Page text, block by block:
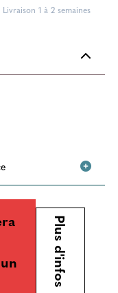
Livraison 1 à 2 semaines
Plus d'infos